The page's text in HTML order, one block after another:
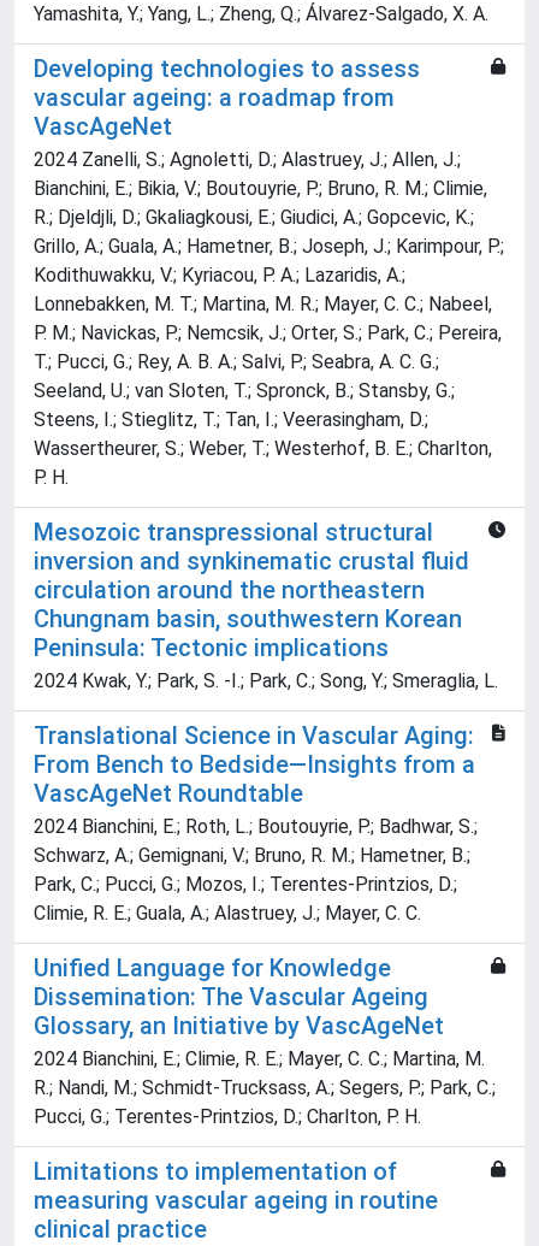
Yamashita, Y.; Yang, L.; Zheng, Q.; Álvarez-Salgado, X. A.
Developing technologies to assess
vascular ageing: a roadmap from
VascAgeNet
2024 Zanelli, S.; Agnoletti, D.; Alastruey, J.; Allen, J.;
Bianchini, E.; Bikia, V.; Boutouyrie, P.; Bruno, R. M.; Climie,
R.; Djeldjli, D.; Gkaliagkousi, E.; Giudici, A.; Gopcevic, K.;
Grillo, A.; Guala, A.; Hametner, B.; Joseph, J.; Karimpour, P.;
Kodithuwakku, V.; Kyriacou, P. A.; Lazaridis, A.;
Lonnebakken, M. T.; Martina, M. R.; Mayer, C. C.; Nabeel,
P. M.; Navickas, P.; Nemcsik, J.; Orter, S.; Park, C.; Pereira,
T.; Pucci, G.; Rey, A. B. A.; Salvi, P.; Seabra, A. C. G.;
Seeland, U.; van Sloten, T.; Spronck, B.; Stansby, G.;
Steens, I.; Stieglitz, T.; Tan, I.; Veerasingham, D.;
Wassertheurer, S.; Weber, T.; Westerhof, B. E.; Charlton,
P. H.
Mesozoic transpressional structural
inversion and synkinematic crustal fluid
circulation around the northeastern
Chungnam basin, southwestern Korean
Peninsula: Tectonic implications
2024 Kwak, Y.; Park, S. -I.; Park, C.; Song, Y.; Smeraglia, L.
Translational Science in Vascular Aging:
From Bench to Bedside—Insights from a
VascAgeNet Roundtable
2024 Bianchini, E.; Roth, L.; Boutouyrie, P.; Badhwar, S.;
Schwarz, A.; Gemignani, V.; Bruno, R. M.; Hametner, B.;
Park, C.; Pucci, G.; Mozos, I.; Terentes-Printzios, D.;
Climie, R. E.; Guala, A.; Alastruey, J.; Mayer, C. C.
Unified Language for Knowledge
Dissemination: The Vascular Ageing
Glossary, an Initiative by VascAgeNet
2024 Bianchini, E.; Climie, R. E.; Mayer, C. C.; Martina, M.
R.; Nandi, M.; Schmidt-Trucksass, A.; Segers, P.; Park, C.;
Pucci, G.; Terentes-Printzios, D.; Charlton, P. H.
Limitations to implementation of
measuring vascular ageing in routine
clinical practice